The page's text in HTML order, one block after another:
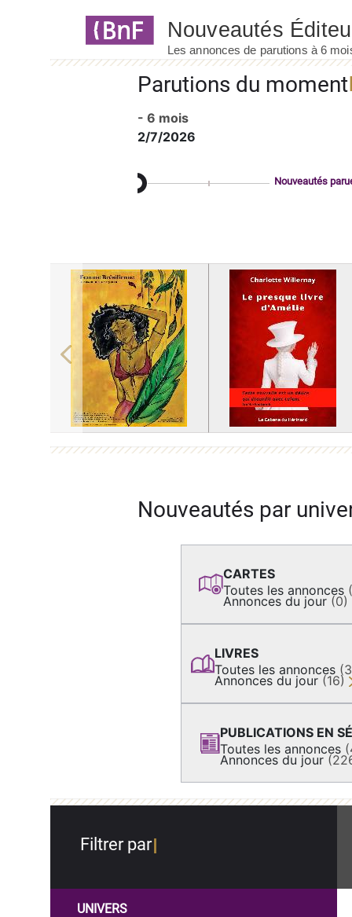
Parutions du moment
- 6 mois
2/7/2026
Nouveautés
Previous
Nouveautés par
CARTES
Toutes les annonces
Annonces du jour (0)
LIVRES
Toutes les annonces
Annonces du jour (16)
PUBLICATIONS EN
Toutes les annonces
Annonces du jour
Filtrer par
UNIVERS